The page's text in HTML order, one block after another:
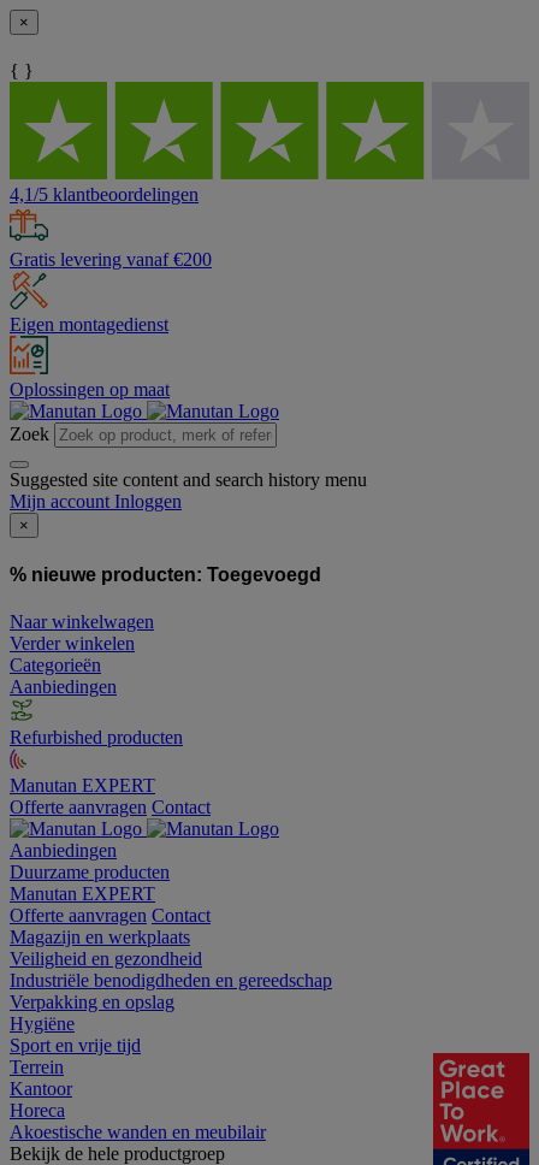
×
{ }
4,1/5 klantbeoordelingen
Gratis levering vanaf €200
Eigen montagedienst
Oplossingen op maat
Zoek
Suggested site content and search history menu
Mijn account Inloggen
×
% nieuwe producten: Toegevoegd
Naar winkelwagen
Verder winkelen
Categorieën
Aanbiedingen
Refurbished producten
Manutan EXPERT
Offerte aanvragen Contact
Aanbiedingen
Duurzame producten
Manutan EXPERT
Offerte aanvragen Contact
Magazijn en werkplaats
Veiligheid en gezondheid
Industriële benodigdheden en gereedschap
Verpakking en opslag
Hygiëne
Sport en vrije tijd
Terrein
Kantoor
Horeca
Akoestische wanden en meubilair
Bekijk de hele productgroep